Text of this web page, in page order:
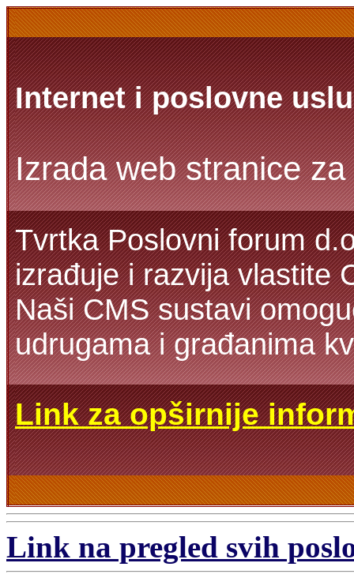
Internet i poslovne
Izrada web stranice
Tvrtka Poslovni forum
izrađuje i razvija vlastite
Naši CMS sustavi
udrugama i građanima
Link za opširnije
Link na pregled svih